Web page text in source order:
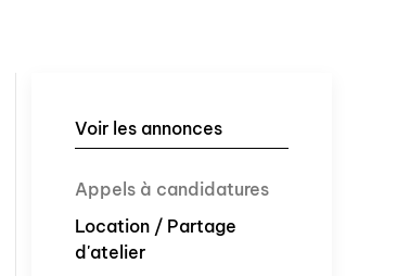
Voir les annonces
Appels à candidatures
Location / Partage
d'atelier